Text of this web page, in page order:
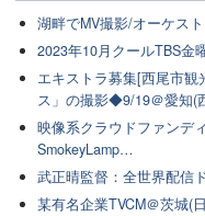
湖畔でMV撮影/オーケス
2023年10月クールTBS金
エキストラ募集[西尾市
ス」の撮影◆9/19＠愛知(
映像系クラウドファンデ
SmokeyLamp…
武正晴監督：全世界配信
某有名企業TVCM＠茨城(